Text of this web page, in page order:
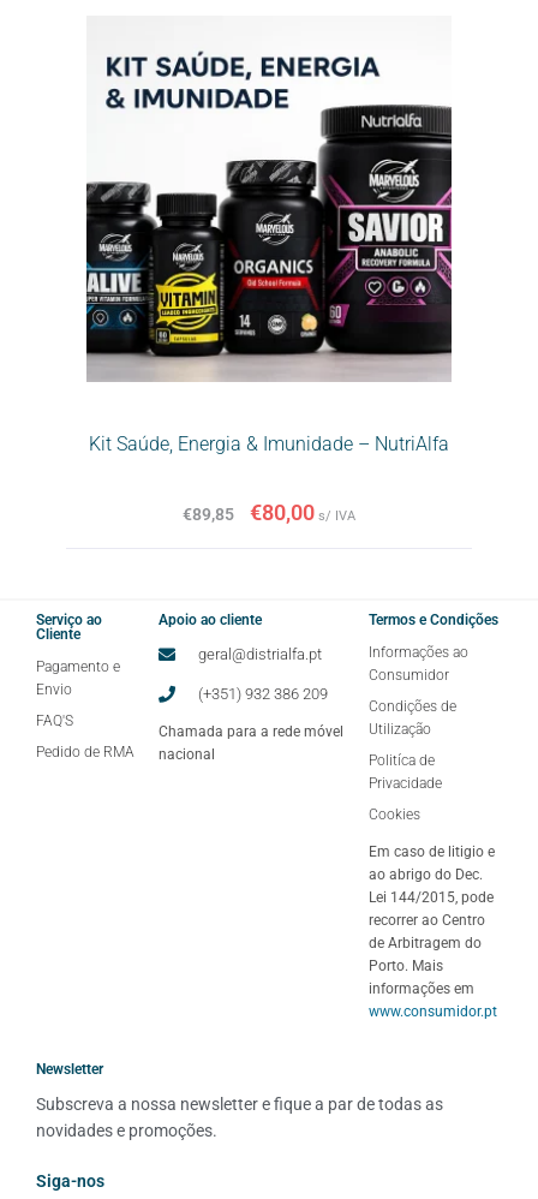
Kit Saúde, Energia & Imunidade – NutriAlfa
€89,85 €80,00 s/ IVA
Serviço ao
Cliente
Pagamento e
Envio
FAQ'S
Pedido de RMA
Apoio ao cliente
geral@distrialfa.pt
(+351) 932 386 209
Chamada para a rede móvel
nacional
Termos e Condições
Informações ao
Consumidor
Condições de
Utilização
Politíca de
Privacidade
Cookies
Em caso de litigio e
ao abrigo do Dec.
Lei 144/2015, pode
recorrer ao Centro
de Arbitragem do
Porto. Mais
informações em
www.consumidor.pt
Newsletter
Subscreva a nossa newsletter e fique a par de todas as
novidades e promoções.
Siga-nos